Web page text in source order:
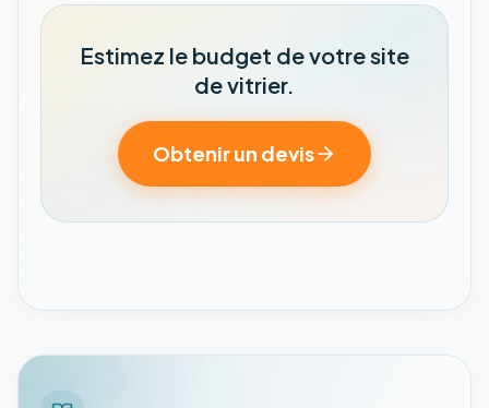
Estimez le budget de votre site
de vitrier.
Obtenir un devis